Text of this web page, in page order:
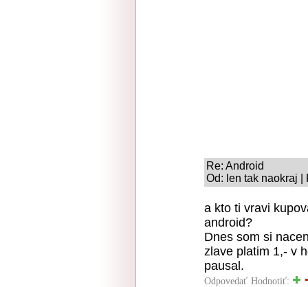
Re: Android
Od: len tak naokraj |
a kto ti vravi
android?
Dnes som si
zlave platim 1,- v
pausal.
Odpovedať Hodnotiť: